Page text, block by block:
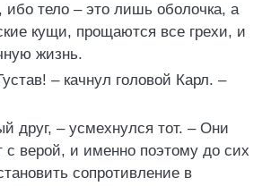
тело – это лишь оболочка, а
кущи, прощаются все грехи, и
жизнь.
– качнул головой Карл. –
друг, – усмехнулся тот. – Они
верой, и именно поэтому до сих
сопротивление в